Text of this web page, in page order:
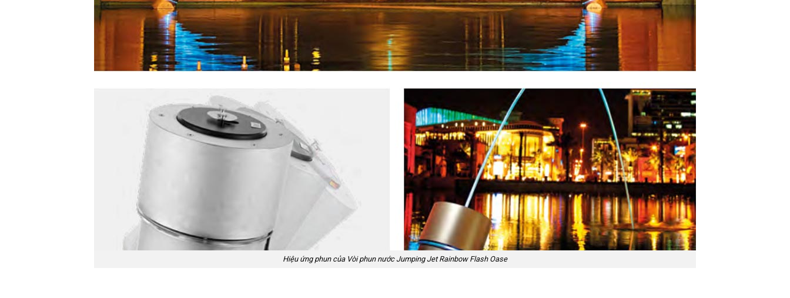
Hiệu ứng phun của Vòi phun nước Jumping Jet Rainbow Flash Oase